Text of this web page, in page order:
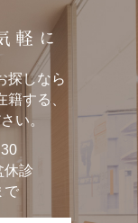
軽に
探しなら
する、
い。
休診
で